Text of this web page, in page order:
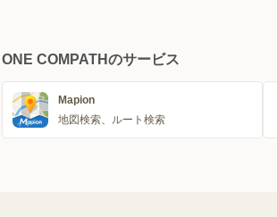
ONE COMPATHのサービス
Mapion
地図検索、ルート検索